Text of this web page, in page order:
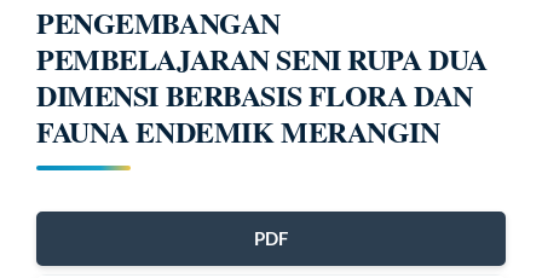
PENGEMBANGAN
PEMBELAJARAN SENI RUPA DUA
DIMENSI BERBASIS FLORA DAN
FAUNA ENDEMIK MERANGIN
Bilah
PDF